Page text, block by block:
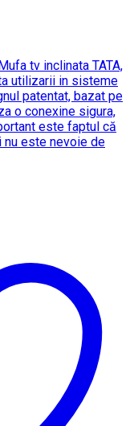
tv inclinata TATA,
utilizarii in sisteme
patentat, bazat pe
o conexine sigura,
este faptul că
nu este nevoie de